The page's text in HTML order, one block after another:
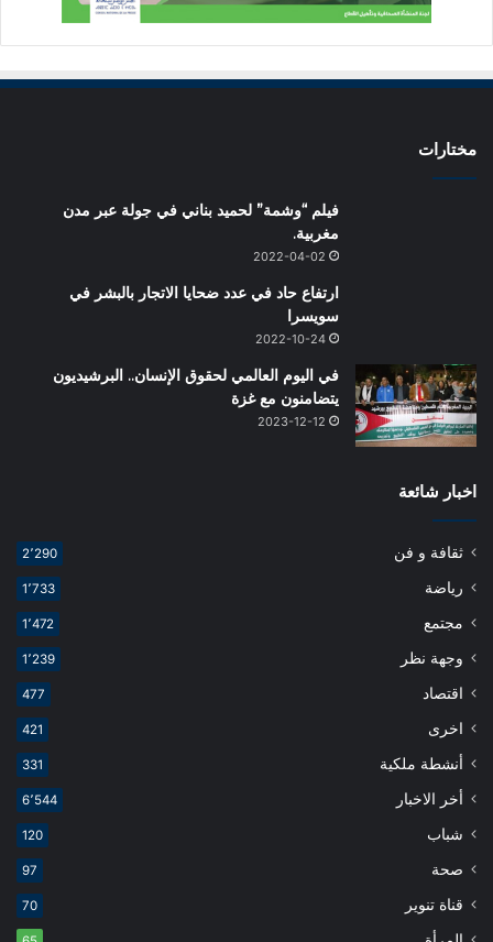
مختارات
فيلم “وشمة” لحميد بناني في جولة عبر مدن
مغربية.
2022-04-02
ارتفاع حاد في عدد ضحايا الاتجار بالبشر في
سويسرا
2022-10-24
في اليوم العالمي لحقوق الإنسان.. البرشيديون
يتضامنون مع غزة
2023-12-12
اخبار شائعة
ثقافة و فن 2٬290
رياضة 1٬733
مجتمع 1٬472
وجهة نظر 1٬239
اقتصاد 477
اخرى 421
أنشطة ملكية 331
أخر الاخبار 6٬544
شباب 120
صحة 97
قناة تنوير 70